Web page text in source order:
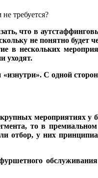
требуется?
что в
не понятно будет
в нескольких
уходят.
С одной
мероприятиях у
то в
у них